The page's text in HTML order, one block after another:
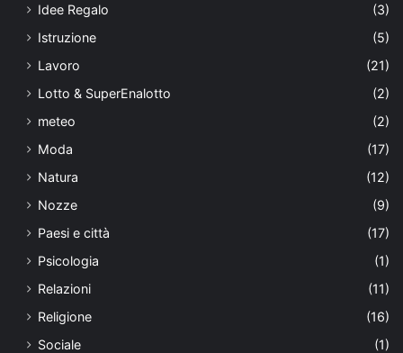
Idee Regalo
(3)
Istruzione
(5)
Lavoro
(21)
Lotto & SuperEnalotto
(2)
meteo
(2)
Moda
(17)
Natura
(12)
Nozze
(9)
Paesi e città
(17)
Psicologia
(1)
Relazioni
(11)
Religione
(16)
Sociale
(1)